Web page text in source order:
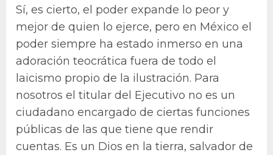
Sí, es cierto, el poder expande lo peor y
mejor de quien lo ejerce, pero en México el
poder siempre ha estado inmerso en una
adoración teocrática fuera de todo el
laicismo propio de la ilustración. Para
nosotros el titular del Ejecutivo no es un
ciudadano encargado de ciertas funciones
públicas de las que tiene que rendir
cuentas. Es un Dios en la tierra, salvador de